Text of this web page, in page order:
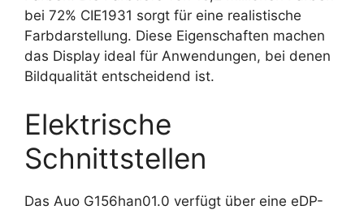
bei 72% CIE1931 sorgt für eine realistische
Farbdarstellung. Diese Eigenschaften machen
das Display ideal für Anwendungen, bei denen
Bildqualität entscheidend ist.
Elektrische
Schnittstellen
Das Auo G156han01.0 verfügt über eine eDP-